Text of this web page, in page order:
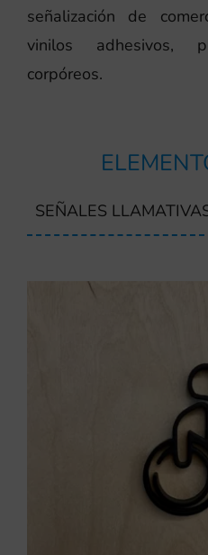
señalización de
vinilos adhesivos,
corpóreos.
SEÑALES